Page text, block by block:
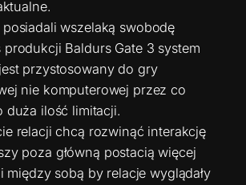
wszelaką swobodę
produkcji Baldurs Gate 3 system
przystosowany do gry
nie komputerowej przez co
duża ilość limitacji.
relacji chcą rozwinąć interakcję
poza główną postacią więcej
między sobą by relacje wyglądały